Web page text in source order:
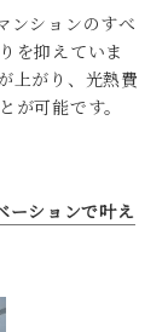
ンションのすべ
を抑えていま
上がり、光熱費
が可能です。
ーションで叶え